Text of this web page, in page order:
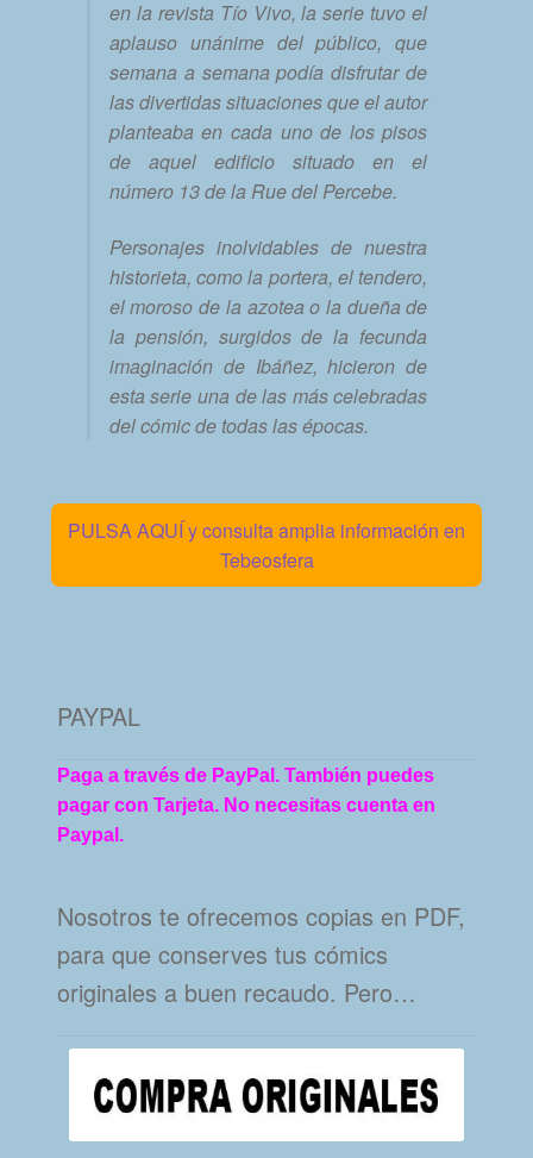
en la revista Tío Vivo, la serie tuvo el
aplauso unánime del público, que
semana a semana podía disfrutar de
las divertidas situaciones que el autor
planteaba en cada uno de los pisos
de aquel edificio situado en el
número 13 de la Rue del Percebe.
Personajes inolvidables de nuestra
historieta, como la portera, el tendero,
el moroso de la azotea o la dueña de
la pensión, surgidos de la fecunda
imaginación de Ibáñez, hicieron de
esta serie una de las más celebradas
del cómic de todas las épocas.
PULSA AQUÍ y consulta amplia información en
Tebeosfera
PAYPAL
Paga a través de PayPal. También puedes
pagar con Tarjeta. No necesitas cuenta en
Paypal.
Nosotros te ofrecemos copias en PDF,
para que conserves tus cómics
originales a buen recaudo. Pero…